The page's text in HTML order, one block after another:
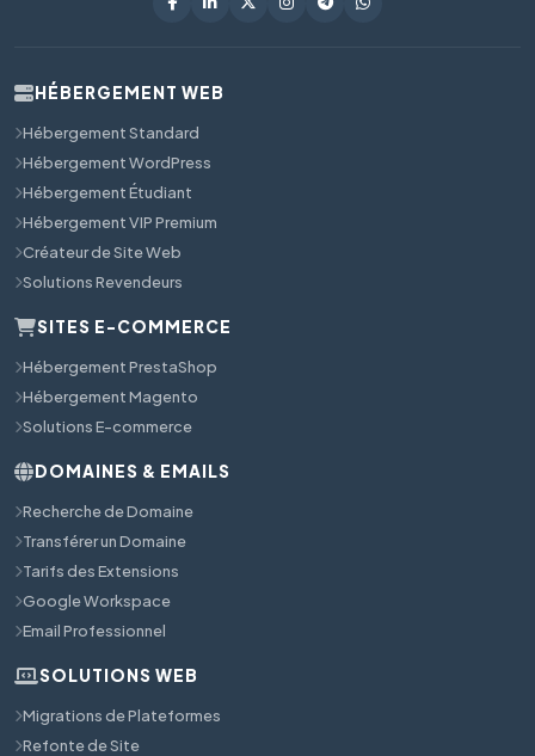
HÉBERGEMENT WEB
Hébergement Standard
Hébergement WordPress
Hébergement Étudiant
Hébergement VIP Premium
Créateur de Site Web
Solutions Revendeurs
SITES E-COMMERCE
Hébergement PrestaShop
Hébergement Magento
Solutions E-commerce
DOMAINES & EMAILS
Recherche de Domaine
Transférer un Domaine
Tarifs des Extensions
Google Workspace
Email Professionnel
SOLUTIONS WEB
Migrations de Plateformes
Refonte de Site